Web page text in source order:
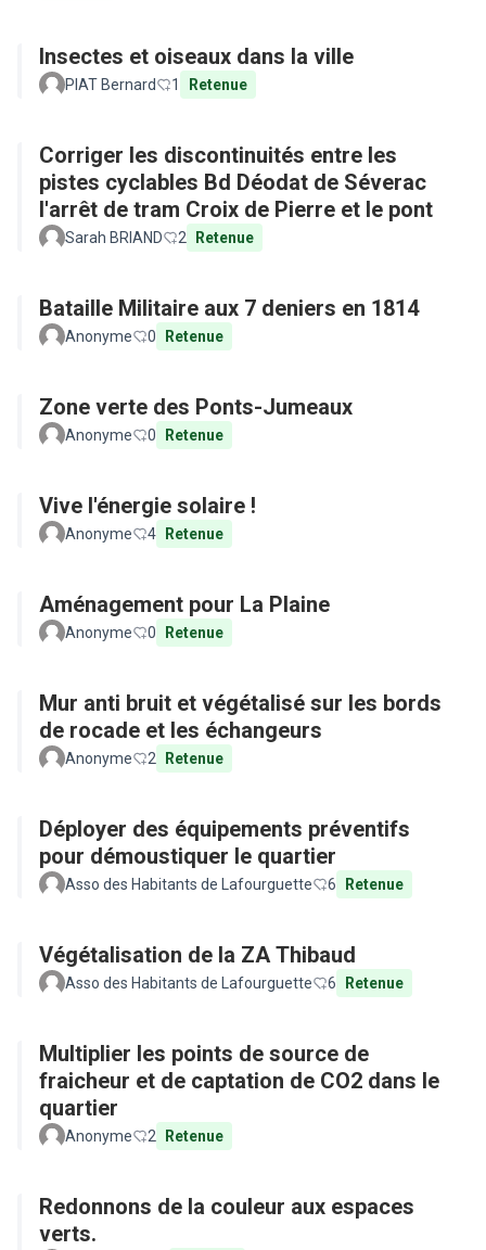
Insectes et oiseaux dans la ville
PIAT Bernard 1 Retenue
Corriger les discontinuités entre les
pistes cyclables Bd Déodat de Séverac
l'arrêt de tram Croix de Pierre et le pont
Sarah BRIAND 2 Retenue
Bataille Militaire aux 7 deniers en 1814
Anonyme 0 Retenue
Zone verte des Ponts-Jumeaux
Anonyme 0 Retenue
Vive l'énergie solaire !
Anonyme 4 Retenue
Aménagement pour La Plaine
Anonyme 0 Retenue
Mur anti bruit et végétalisé sur les bords
de rocade et les échangeurs
Anonyme 2 Retenue
Déployer des équipements préventifs
pour démoustiquer le quartier
Asso des Habitants de Lafourguette 6 Retenue
Végétalisation de la ZA Thibaud
Asso des Habitants de Lafourguette 6 Retenue
Multiplier les points de source de
fraicheur et de captation de CO2 dans le
quartier
Anonyme 2 Retenue
Redonnons de la couleur aux espaces
verts.